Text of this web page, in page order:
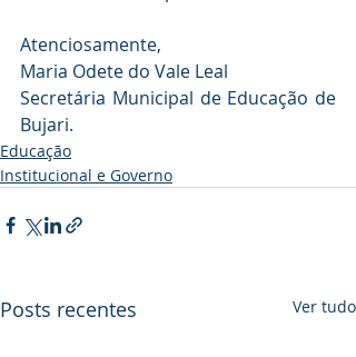
Atenciosamente,
Maria Odete do Vale Leal
Secretária Municipal de Educação de
Bujari.
Educação
Institucional e Governo
Posts recentes Ver tudo